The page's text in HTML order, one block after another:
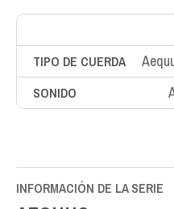
TIPO DE CUERDA
SONIDO
INFORMACIÓN DE LA SERIE